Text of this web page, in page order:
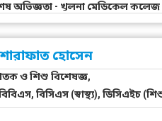
অভিজ্ঞতা - খুলনা মেডিকেল কলেজ
হোসেন
ও শিশু বিশেষজ্ঞ,
বিসিএস (স্বাস্থ্য), ডিসিএইচ